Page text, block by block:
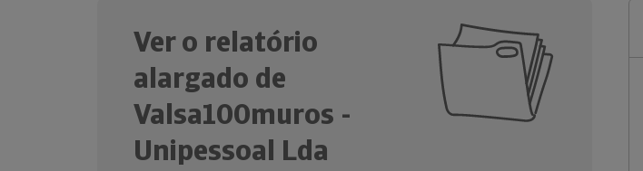
Ver o relatório
alargado de
Valsa100muros -
Unipessoal Lda